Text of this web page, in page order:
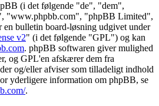
(i det følgende "de", "dem",
"www.phpbb.com", "phpBB Limited",
bulletin board-løsning udgivet under
v2" (i det følgende "GPL") og kan
. phpBB softwaren giver mulighed
og GPL'en afskærer dem fra
og/eller afviser som tilladeligt indhold
yderligere information om phpBB, se
.